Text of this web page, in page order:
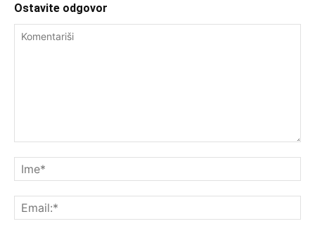
Ostavite odgovor